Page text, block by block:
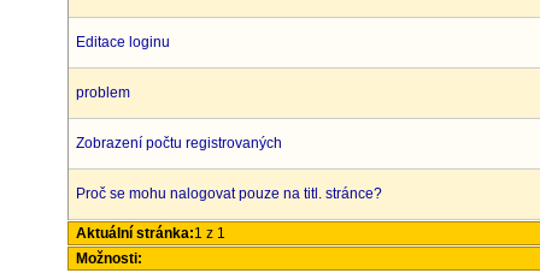
Editace loginu
problem
Zobrazení počtu registrovaných
Proč se mohu nalogovat pouze na titl. stránce?
Aktuální stránka:1 z 1
Možnosti: